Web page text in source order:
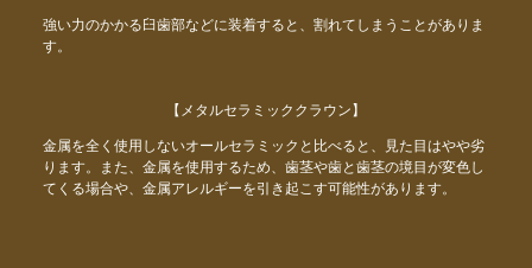
強い力のかかる臼歯部などに装着すると、割れてしまうことがありま
す。
【メタルセラミッククラウン】
金属を全く使用しないオールセラミックと比べると、見た目はやや劣
ります。また、金属を使用するため、歯茎や歯と歯茎の境目が変色し
てくる場合や、金属アレルギーを引き起こす可能性があります。